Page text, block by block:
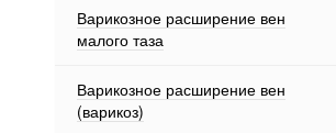
Варикозное расширение вен
малого таза
Варикозное расширение вен
(варикоз)